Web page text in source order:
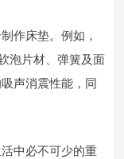
作床垫。例如，
泡片材、弹簧及面
声消震性能，同
中必不可少的重